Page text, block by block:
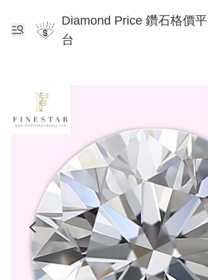
Diamond Price 鑽石格價平
台